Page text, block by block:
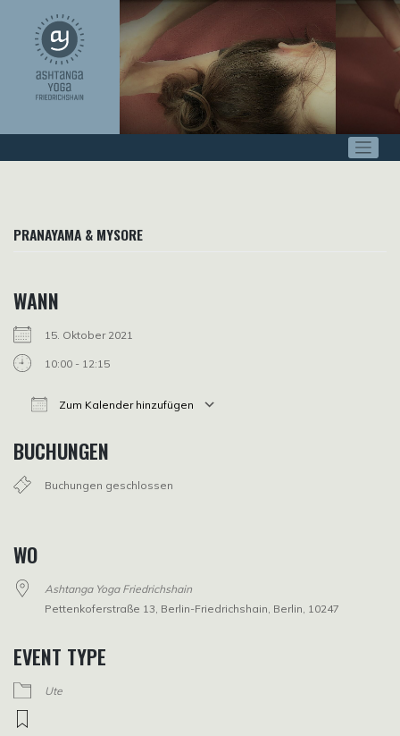
springen
PRANAYAMA & MYSORE
WANN
15. Oktober 2021
10:00 - 12:15
Zum Kalender hinzufügen
BUCHUNGEN
Buchungen geschlossen
WO
Ashtanga Yoga Friedrichshain
Pettenkoferstraße 13, Berlin-Friedrichshain, Berlin, 10247
EVENT TYPE
Ute